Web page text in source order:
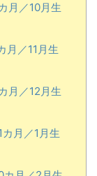
月／10月生
月／11月生
月／12月生
月／1月生